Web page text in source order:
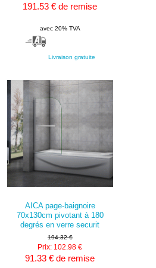
191.53 € de remise
avec 20% TVA
Livraison gratuite
AICA page-baignoire
70x130cm pivotant à 180
degrés en verre securit
194.32 €
Prix: 102.98 €
91.33 € de remise